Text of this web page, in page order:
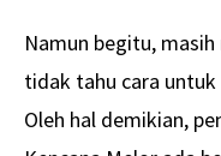
Namun begitu,
tidak tahu cara
Oleh hal demikian,